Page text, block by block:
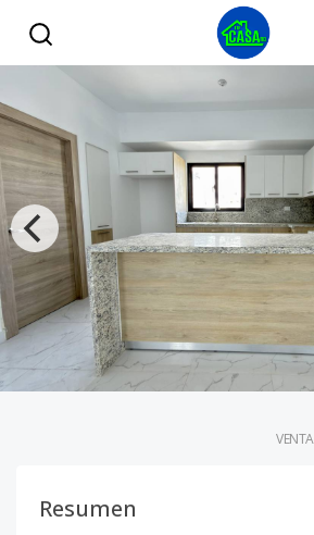
VENTA
Resumen
Descubre este exclusivo apartamento